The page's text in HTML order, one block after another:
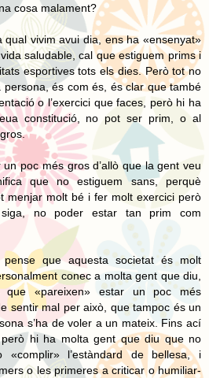
cosa malament?
qual vivim avui dia, ens ha «ensenyat»
saludable, cal que estiguem prims i
esportives tots els dies. Però tot no
és com és, és clar que també
o l’exercici que faces, però hi ha
constitució, no pot ser prim, o al
poc més gros d’allò que la gent veu
que no estiguem sans, perquè
menjar molt bé i fer molt exercici però
no poder estar tan prim com
pense que aquesta societat és molt
conec a molta gent que diu,
que «pareixen» estar un poc més
sentir mal per això, que tampoc és un
s’ha de voler a un mateix. Fins ací
però hi ha molta gent que diu que no
l’estàndard de bellesa, i
o les primeres a criticar o humiliar-